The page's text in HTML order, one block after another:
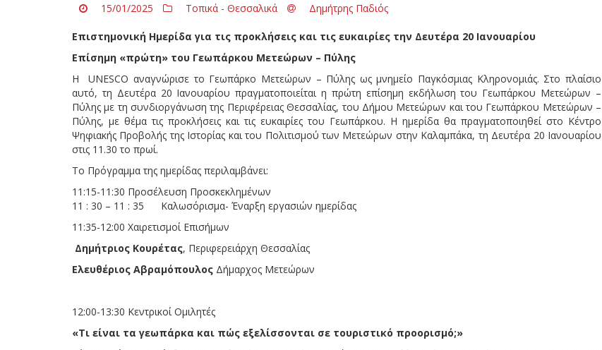
15/01/2025 Τοπικά - Θεσσαλικά Δημήτρης Παδιός
Επιστημονική Ημερίδα για τις προκλήσεις και τις ευκαιρίες την Δευτέρα 20 Ιανουαρίου
Επίσημη «πρώτη» του Γεωπάρκου Μετεώρων – Πύλης
Η UNESCO αναγνώρισε το Γεωπάρκο Μετεώρων – Πύλης ως μνημείο Παγκόσμιας Κληρονομιάς. Στο πλαίσιο
αυτό, τη Δευτέρα 20 Ιανουαρίου πραγματοποιείται η πρώτη επίσημη εκδήλωση του Γεωπάρκου Μετεώρων –
Πύλης με τη συνδιοργάνωση της Περιφέρειας Θεσσαλίας, του Δήμου Μετεώρων και του Γεωπάρκου Μετεώρων –
Πύλης, με θέμα τις προκλήσεις και τις ευκαιρίες του Γεωπάρκου. Η ημερίδα θα πραγματοποιηθεί στο Κέντρο
Ψηφιακής Προβολής της Ιστορίας και του Πολιτισμού των Μετεώρων στην Καλαμπάκα, τη Δευτέρα 20 Ιανουαρίου
στις 11.30 το πρωί.
Το Πρόγραμμα της ημερίδας περιλαμβάνει:
11:15-11:30 Προσέλευση Προσκεκλημένων
11 : 30 – 11 : 35 Καλωσόρισμα- Έναρξη εργασιών ημερίδας
11:35-12:00 Χαιρετισμοί Επισήμων
Δημήτριος Κουρέτας, Περιφερειάρχη Θεσσαλίας
Ελευθέριος Αβραμόπουλος Δήμαρχος Μετεώρων
12:00-13:30 Κεντρικοί Ομιλητές
«Τι είναι τα γεωπάρκα και πώς εξελίσσονται σε τουριστικό προορισμό;»